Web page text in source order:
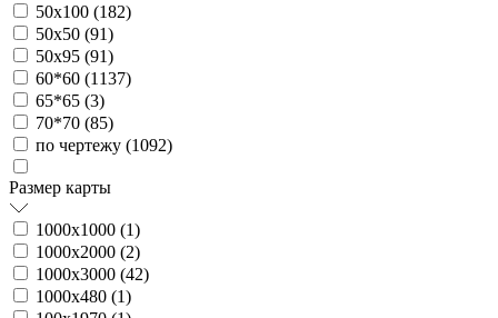
50х100 (182)
50х50 (91)
50х95 (91)
60*60 (1137)
65*65 (3)
70*70 (85)
по чертежу (1092)
Размер карты
1000х1000 (1)
1000х2000 (2)
1000х3000 (42)
1000х480 (1)